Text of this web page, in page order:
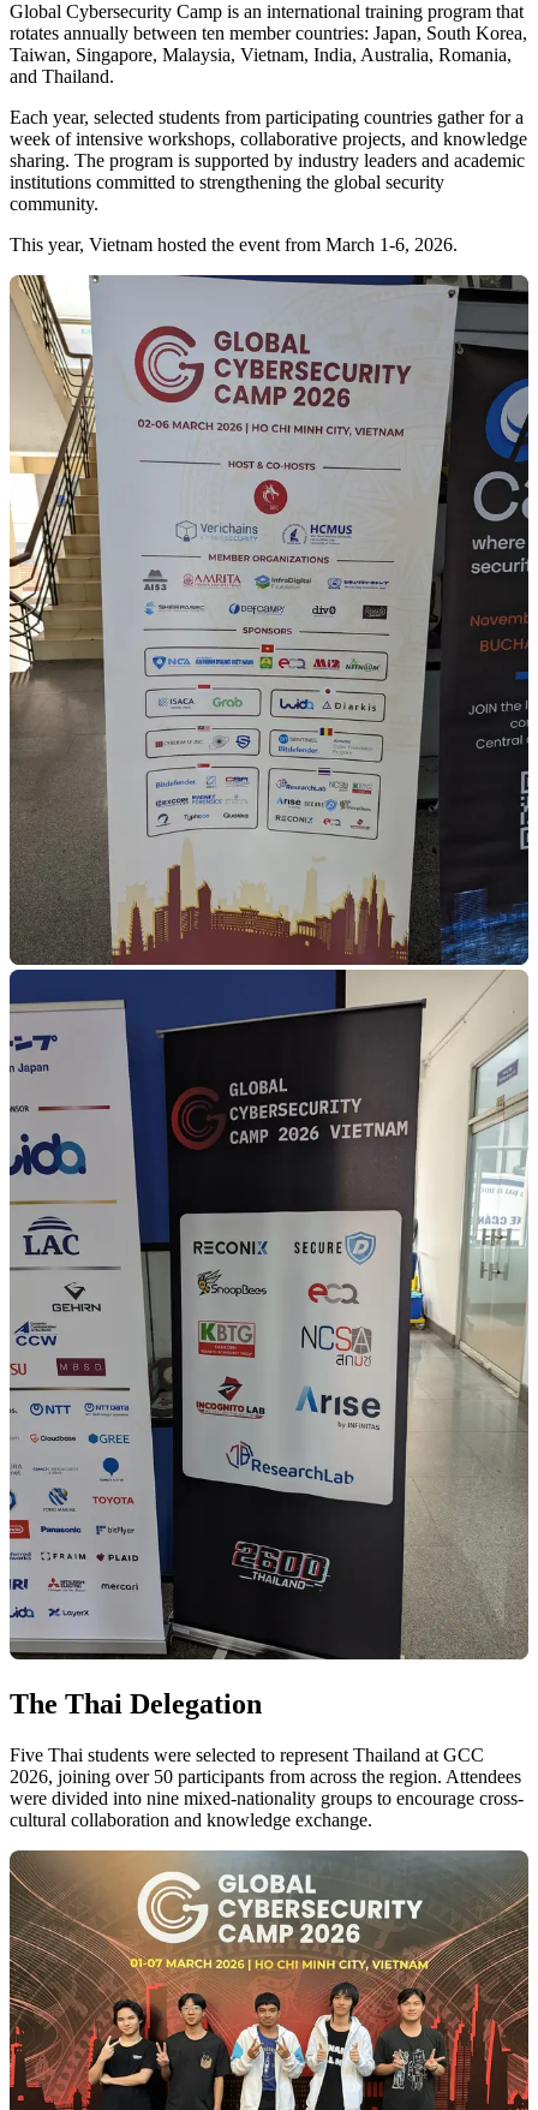
Global Cybersecurity Camp is an international training program that
rotates annually between ten member countries: Japan, South Korea,
Taiwan, Singapore, Malaysia, Vietnam, India, Australia, Romania,
and Thailand.
Each year, selected students from participating countries gather for a
week of intensive workshops, collaborative projects, and knowledge
sharing. The program is supported by industry leaders and academic
institutions committed to strengthening the global security
community.
This year, Vietnam hosted the event from March 1-6, 2026.
The Thai Delegation
Five Thai students were selected to represent Thailand at GCC
2026, joining over 50 participants from across the region. Attendees
were divided into nine mixed-nationality groups to encourage cross-
cultural collaboration and knowledge exchange.